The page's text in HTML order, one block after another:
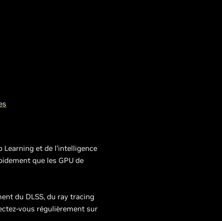
Learning et de l’intelligence
que les GPU de
du DLSS, du ray tracing
vous régulièrement sur